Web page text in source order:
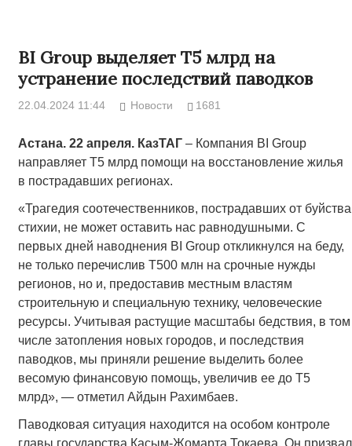
BI Group выделяет Т5 млрд на
устранение последствий паводков
22.04.2024 11:44 Новости 1681
Астана. 22 апреля. КазТАГ– Компания BI Group
направляет Т5 млрд помощи на восстановление жилья
в пострадавших регионах.
«Трагедия соотечественников, пострадавших от буйства
стихии, не может оставить нас равнодушными. С
первых дней наводнения BI Group откликнулся на беду,
не только перечислив Т500 млн на срочные нужды
регионов, но и, предоставив местным властям
строительную и специальную технику, человеческие
ресурсы. Учитывая растущие масштабы бедствия, в том
числе затопления новых городов, и последствия
паводков, мы приняли решение выделить более
весомую финансовую помощь, увеличив ее до Т5
млрд», — отметил Айдын Рахимбаев.
Паводковая ситуация находится на особом контроле